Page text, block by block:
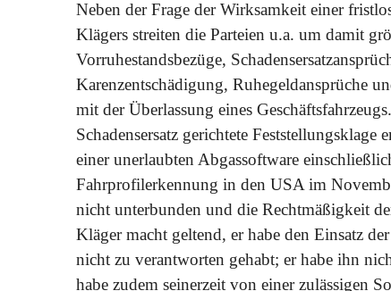
Neben der Frage der Wirksamkeit einer
Klägers streiten die Parteien u.a. um damit
Vorruhestandsbezüge,
Karenzentschädigung, Ruhegeldansprüche
mit der Überlassung eines
Schadensersatz gerichtete
einer unerlaubten Abgassoftware
Fahrprofilerkennung in den USA im
nicht unterbunden und die Rechtmäßigkeit
Kläger macht geltend, er habe den Einsatz
nicht zu verantworten gehabt; er habe ihn
habe zudem seinerzeit von einer zulässigen